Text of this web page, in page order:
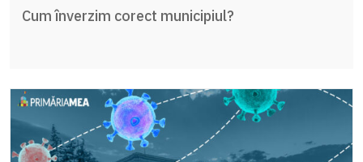
Cum înverzim corect municipiul?